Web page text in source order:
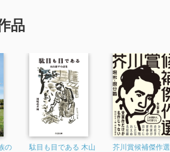
品
の
駄目も目である 木山
芥川賞候補傑作